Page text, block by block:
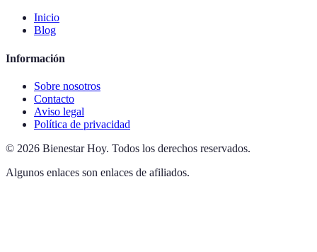
Inicio
Blog
Información
Sobre nosotros
Contacto
Aviso legal
Política de privacidad
© 2026 Bienestar Hoy. Todos los derechos reservados.
Algunos enlaces son enlaces de afiliados.